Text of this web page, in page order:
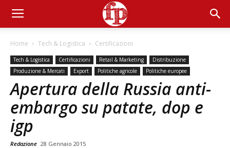
Home Tech & Logistica Certificazioni
Tech & Logistica Certificazioni Retail & Marketing
Distribuzione
Produzione & Mercati
Export Politiche agricole Politiche europee
Apertura della Russia anti-
embargo su patate, dop e
igp
Redazione 28 Gennaio 2015